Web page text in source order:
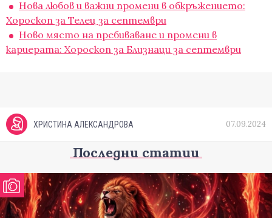
Нова любов и важни промени в обкръжението:
Хороскоп за Телец за септември
Ново място на пребиваване и промени в
кариерата: Хороскоп за Близнаци за септември
ХРИСТИНА АЛЕКСАНДРОВА 07.09.2024
Последни статии